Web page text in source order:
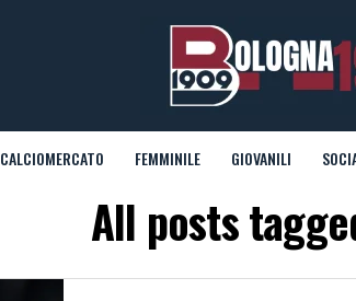
CALCIOMERCATO FEMMINILE GIOVANILI
All posts